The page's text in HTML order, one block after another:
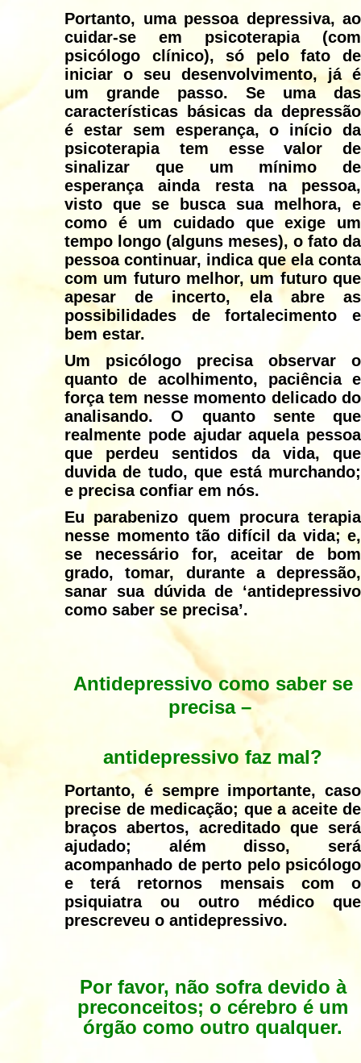
Portanto, uma pessoa depressiva, ao
cuidar-se em psicoterapia (com
psicólogo clínico), só pelo fato de
iniciar o seu desenvolvimento, já é
um grande passo. Se uma das
características básicas da depressão
é estar sem esperança, o início da
psicoterapia tem esse valor de
sinalizar que um mínimo de
esperança ainda resta na pessoa,
visto que se busca sua melhora, e
como é um cuidado que exige um
tempo longo (alguns meses), o fato da
pessoa continuar, indica que ela conta
com um futuro melhor, um futuro que
apesar de incerto, ela abre as
possibilidades de fortalecimento e
bem estar.
Um psicólogo precisa observar o
quanto de acolhimento, paciência e
força tem nesse momento delicado do
analisando. O quanto sente que
realmente pode ajudar aquela pessoa
que perdeu sentidos da vida, que
duvida de tudo, que está murchando;
e precisa confiar em nós.
Eu parabenizo quem procura terapia
nesse momento tão difícil da vida; e,
se necessário for, aceitar de bom
grado, tomar, durante a depressão,
sanar sua dúvida de ‘antidepressivo
como saber se precisa’.
Antidepressivo como saber se
precisa –
antidepressivo faz mal?
Portanto, é sempre importante, caso
precise de medicação; que a aceite de
braços abertos, acreditado que será
ajudado; além disso, será
acompanhado de perto pelo psicólogo
e terá retornos mensais com o
psiquiatra ou outro médico que
prescreveu o antidepressivo.
Por favor, não sofra devido à
preconceitos; o cérebro é um
órgão como outro qualquer.